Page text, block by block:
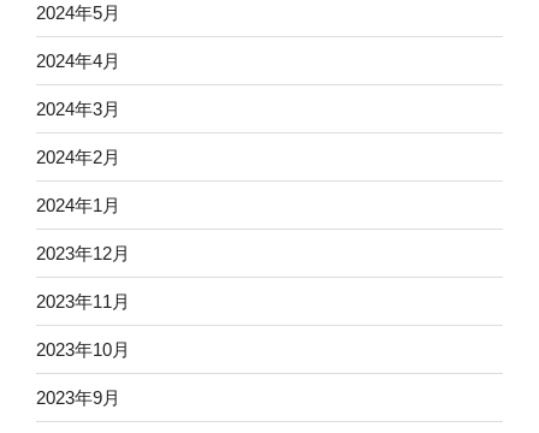
2024年5月
2024年4月
2024年3月
2024年2月
2024年1月
2023年12月
2023年11月
2023年10月
2023年9月